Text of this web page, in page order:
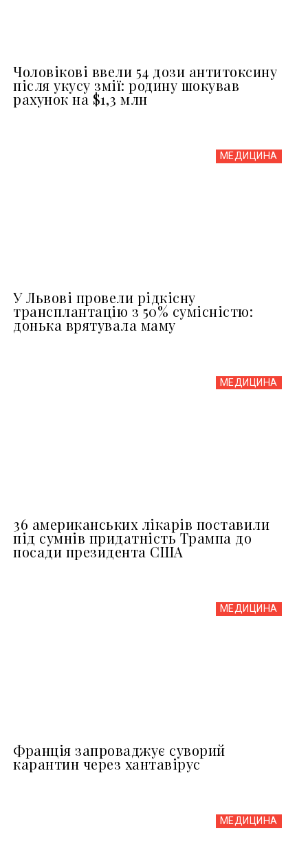
Чоловікові ввели 54 дози антитоксину
після укусу змії: родину шокував
рахунок на $1,3 млн
МЕДИЦИНА
У Львові провели рідкісну
трансплантацію з 50% сумісністю:
донька врятувала маму
МЕДИЦИНА
36 американських лікарів поставили
під сумнів придатність Трампа до
посади президента США
МЕДИЦИНА
Франція запроваджує суворий
карантин через хантавірус
МЕДИЦИНА